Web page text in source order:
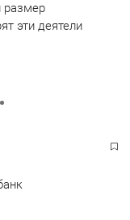
размер
эти деятели